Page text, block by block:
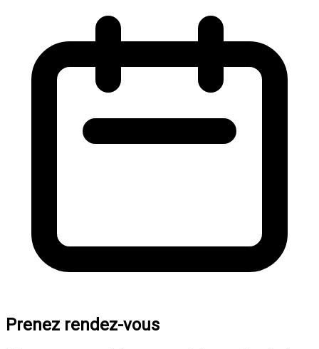
Prenez rendez-vous